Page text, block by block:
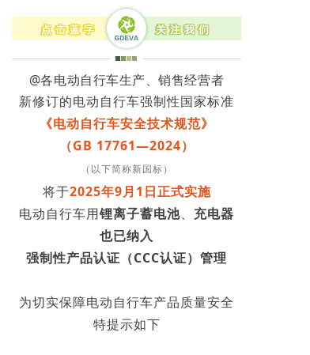
点击蓝字 关注我们
@各电动自行车生产、销售经营者
新修订的电动自行车强制性国家标准
《电动自行车安全技术规范》
（GB 17761—2024）
（以下简称新国标）
将于2025年9月1日正式实施
电动自行车用锂离子蓄电池、 充电器
也已纳入
强制性产品认证（CCC认证）管理
为切实保障电动自行车产品质量安全
特提示如下